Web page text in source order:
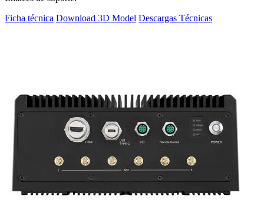
Ficha técnica Download 3D Model Descargas Técnicas